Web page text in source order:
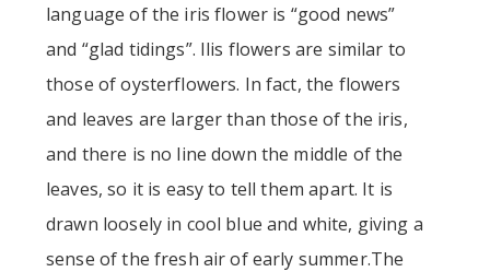
language of the iris flower is “good news”
and “glad tidings”. Ilis flowers are similar to
those of oysterflowers. In fact, the flowers
and leaves are larger than those of the iris,
and there is no line down the middle of the
leaves, so it is easy to tell them apart. It is
drawn loosely in cool blue and white, giving a
sense of the fresh air of early summer.The